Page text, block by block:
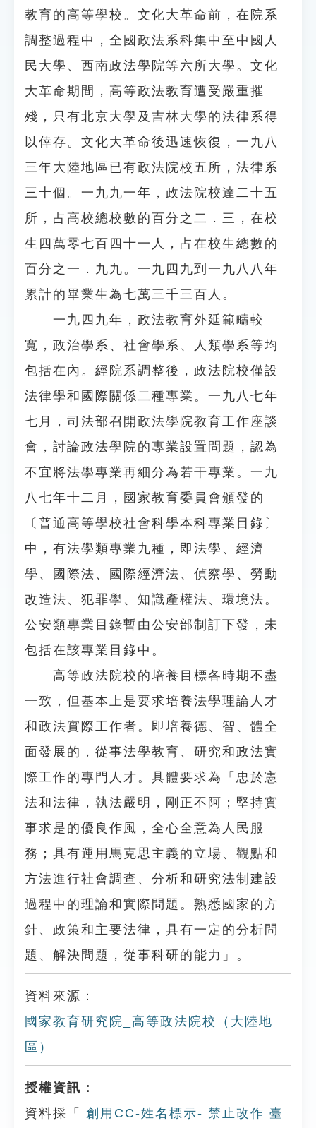
教育的高等學校。文化大革命前，在院系
調整過程中，全國政法系科集中至中國人
民大學、西南政法學院等六所大學。文化
大革命期間，高等政法教育遭受嚴重摧
殘，只有北京大學及吉林大學的法律系得
以倖存。文化大革命後迅速恢復，一九八
三年大陸地區已有政法院校五所，法律系
三十個。一九九一年，政法院校達二十五
所，占高校總校數的百分之二．三，在校
生四萬零七百四十一人，占在校生總數的
百分之一．九九。一九四九到一九八八年
累計的畢業生為七萬三千三百人。
一九四九年，政法教育外延範疇較
寬，政治學系、社會學系、人類學系等均
包括在內。經院系調整後，政法院校僅設
法律學和國際關係二種專業。一九八七年
七月，司法部召開政法學院教育工作座談
會，討論政法學院的專業設置問題，認為
不宜將法學專業再細分為若干專業。一九
八七年十二月，國家教育委員會頒發的
〔普通高等學校社會科學本科專業目錄〕
中，有法學類專業九種，即法學、經濟
學、國際法、國際經濟法、偵察學、勞動
改造法、犯罪學、知識產權法、環境法。
公安類專業目錄暫由公安部制訂下發，未
包括在該專業目錄中。
高等政法院校的培養目標各時期不盡
一致，但基本上是要求培養法學理論人才
和政法實際工作者。即培養德、智、體全
面發展的，從事法學教育、研究和政法實
際工作的專門人才。具體要求為「忠於憲
法和法律，執法嚴明，剛正不阿；堅持實
事求是的優良作風，全心全意為人民服
務；具有運用馬克思主義的立場、觀點和
方法進行社會調查、分析和研究法制建設
過程中的理論和實際問題。熟悉國家的方
針、政策和主要法律，具有一定的分析問
題、解決問題，從事科研的能力」。
資料來源：
國家教育研究院_高等政法院校（大陸地
區）
授權資訊：
資料採「
創用CC-姓名標示- 禁止改作 臺